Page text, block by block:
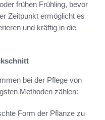
frühen Frühling, bevor
Zeitpunkt ermöglicht es
und kräftig in die
bei der Pflege von
Methoden zählen:
Form der Pflanze zu